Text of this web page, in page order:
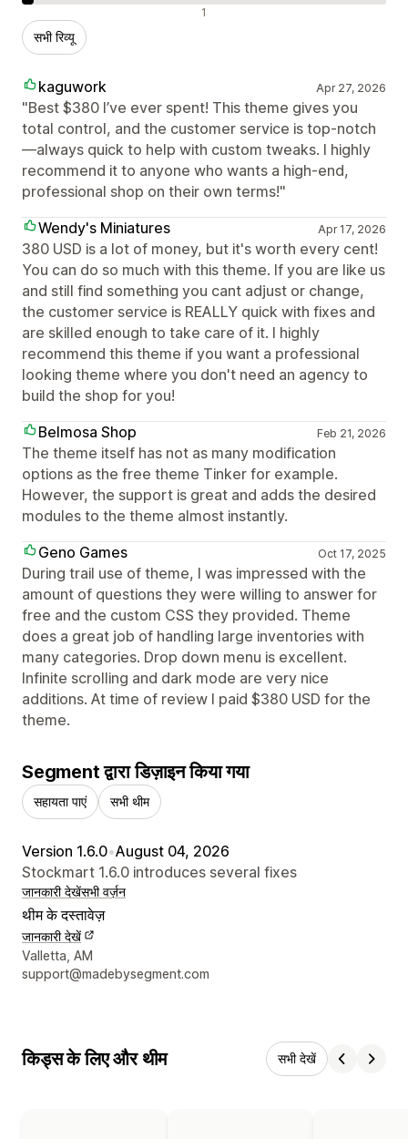
1
सभी रिव्यू
kaguwork Apr 27, 2026
"Best $380 I’ve ever spent! This theme gives you
total control, and the customer service is top-notch
—always quick to help with custom tweaks. I highly
recommend it to anyone who wants a high-end,
professional shop on their own terms!"
Wendy's Miniatures
Apr 17, 2026
380 USD is a lot of money, but it's worth every cent!
You can do so much with this theme. If you are like us
and still find something you cant adjust or change,
the customer service is REALLY quick with fixes and
are skilled enough to take care of it. I highly
recommend this theme if you want a professional
looking theme where you don't need an agency to
build the shop for you!
Belmosa Shop
Feb 21, 2026
The theme itself has not as many modification
options as the free theme Tinker for example.
However, the support is great and adds the desired
modules to the theme almost instantly.
Geno Games
Oct 17, 2025
During trail use of theme, I was impressed with the
amount of questions they were willing to answer for
free and the custom CSS they provided. Theme
does a great job of handling large inventories with
many categories. Drop down menu is excellent.
Infinite scrolling and dark mode are very nice
additions. At time of review I paid $380 USD for the
theme.
Segment द्वारा डिज़ाइन किया गया
सहायता पाएं सभी थीम
Version 1.6.0•August 04, 2026
Stockmart 1.6.0 introduces several fixes
जानकारी देखेंसभी वर्ज़न
थीम के दस्तावेज़
जानकारी देखें
डिज़ाइनर के संपर्क की जानकारी
Valletta, AM
support@madebysegment.com
किड्स के लिए और थीम सभी देखें